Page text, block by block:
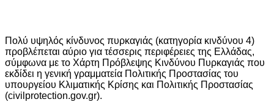
Πολύ υψηλός κίνδυνος πυρκαγιάς (κατηγορία κινδύνου 4)
προβλέπεται αύριο για τέσσερις περιφέρειες της Ελλάδας,
σύμφωνα με το Χάρτη Πρόβλεψης Κινδύνου Πυρκαγιάς που
εκδίδει η γενική γραμματεία Πολιτικής Προστασίας του
υπουργείου Κλιματικής Κρίσης και Πολιτικής Προστασίας
(civilprotection.gov.gr).